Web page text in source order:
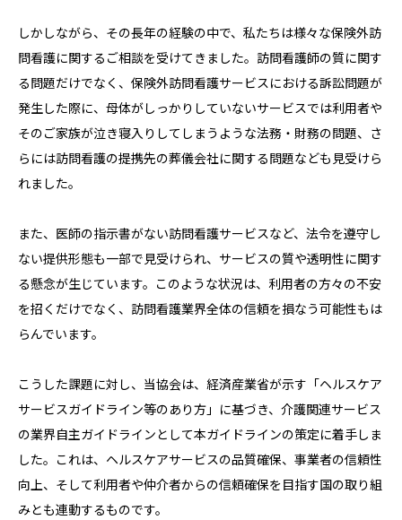
しかしながら、その長年の経験の中で、私たちは様々な保険外訪
問看護に関するご相談を受けてきました。訪問看護師の質に関す
る問題だけでなく、保険外訪問看護サービスにおける訴訟問題が
発生した際に、母体がしっかりしていないサービスでは利用者や
そのご家族が泣き寝入りしてしまうような法務・財務の問題、さ
らには訪問看護の提携先の葬儀会社に関する問題なども見受けら
れました。
また、医師の指示書がない訪問看護サービスなど、法令を遵守し
ない提供形態も一部で見受けられ、サービスの質や透明性に関す
る懸念が生じています。このような状況は、利用者の方々の不安
を招くだけでなく、訪問看護業界全体の信頼を損なう可能性もは
らんでいます。
こうした課題に対し、当協会は、経済産業省が示す「ヘルスケア
サービスガイドライン等のあり方」に基づき、介護関連サービス
の業界自主ガイドラインとして本ガイドラインの策定に着手しま
した。これは、ヘルスケアサービスの品質確保、事業者の信頼性
向上、そして利用者や仲介者からの信頼確保を目指す国の取り組
みとも連動するものです。